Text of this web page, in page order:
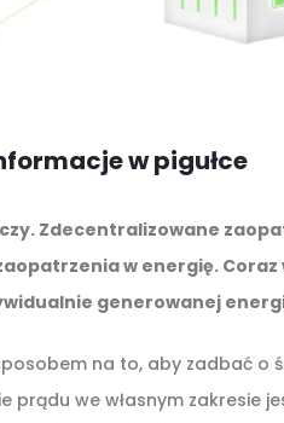
w pigułce
Zdecentralizowane
w energię. Coraz
generowanej
na to, aby zadbać o
prądu we własnym zakresie